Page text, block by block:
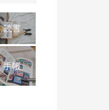
読書
手帳